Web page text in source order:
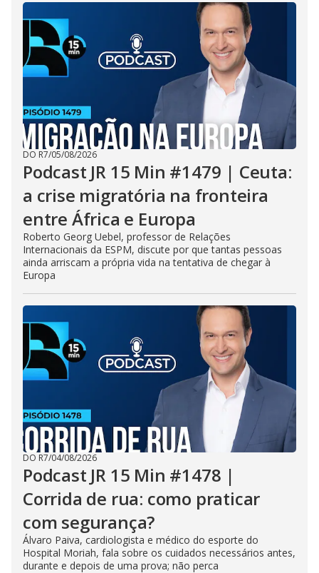
DO R7/05/08/2026
Podcast JR 15 Min #1479 | Ceuta:
a crise migratória na fronteira
entre África e Europa
Roberto Georg Uebel, professor de Relações
Internacionais da ESPM, discute por que tantas pessoas
ainda arriscam a própria vida na tentativa de chegar à
Europa
DO R7/04/08/2026
Podcast JR 15 Min #1478 |
Corrida de rua: como praticar
com segurança?
Álvaro Paiva, cardiologista e médico do esporte do
Hospital Moriah, fala sobre os cuidados necessários antes,
durante e depois de uma prova; não perca